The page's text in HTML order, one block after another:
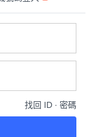
找回 ID ∙ 密碼